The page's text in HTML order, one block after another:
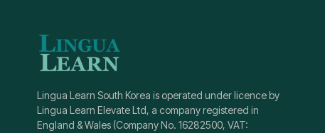
Lingua Learn South Korea is operated under licence by
Lingua Learn Elevate Ltd, a company registered in
England & Wales (Company No. 16282500, VAT: